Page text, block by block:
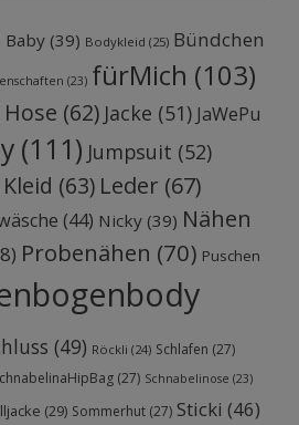
Baby (39) Bodykleid (25) Bündchen
(23) fürMich (103)
Hose (62) Jacke (51) JaWePu
(111) Jumpsuit (52)
Kleid (63) Leder (67)
(44) Nicky (39) Nähen
Probenähen (70) Puschen
(49) Röckli (24) Schlafen (27)
(27) Schnabelinose (23)
(29) Sommerhut (27) Sticki (46)